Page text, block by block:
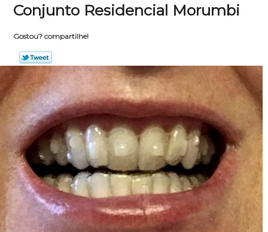
Conjunto Residencial Morumbi
Gostou? compartilhe!